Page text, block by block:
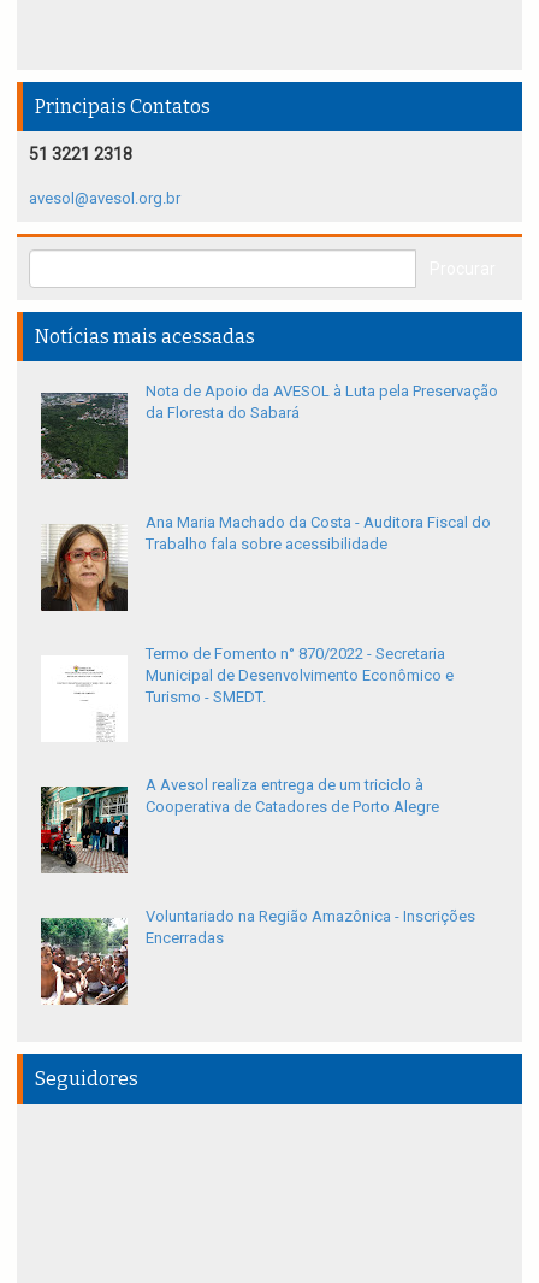
Principais Contatos
51 3221 2318
avesol@avesol.org.br
Notícias mais acessadas
Nota de Apoio da AVESOL à Luta pela Preservação
da Floresta do Sabará
Ana Maria Machado da Costa - Auditora Fiscal do
Trabalho fala sobre acessibilidade
Termo de Fomento n° 870/2022 - Secretaria
Municipal de Desenvolvimento Econômico e
Turismo - SMEDT.
A Avesol realiza entrega de um triciclo à
Cooperativa de Catadores de Porto Alegre
Voluntariado na Região Amazônica - Inscrições
Encerradas
Seguidores